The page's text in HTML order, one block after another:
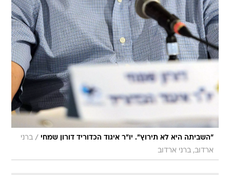
"השביתה היא לא תירוץ". יו"ר איגוד הכדוריד דורון שמחי / ברני
ארדוב, ברני ארדוב